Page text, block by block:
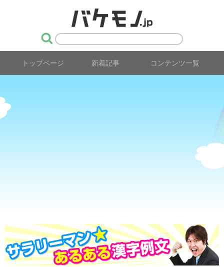
トップページ 新着記事 コンテンツ一覧